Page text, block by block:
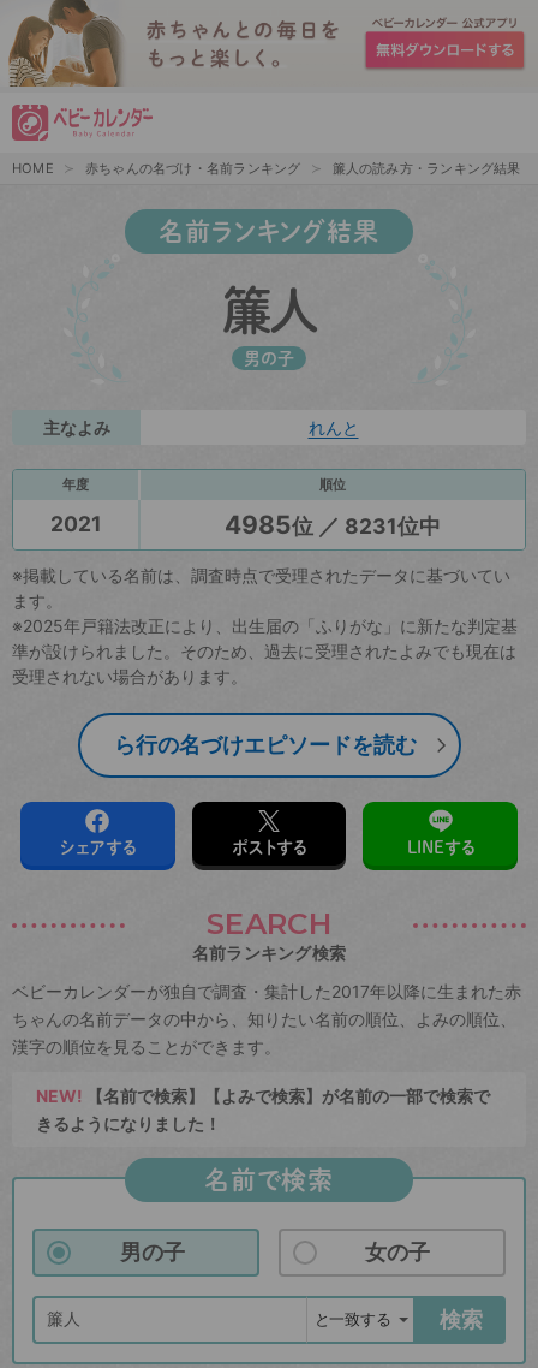
HOME 赤ちゃんの名づけ・名前ランキング 簾人の読み方・ランキング結果
名前ランキング結果
簾人
男の子
主なよみ れんと
年度 順位
2021 4985位 ／ 8231位中
※掲載している名前は、調査時点で受理されたデータに基づいてい
ます。
※2025年戸籍法改正により、出生届の「ふりがな」に新たな判定基
準が設けられました。そのため、過去に受理されたよみでも現在は
受理されない場合があります。
ら行の名づけエピソードを読む
シェアする ポストする LINEする
SEARCH
名前ランキング検索
ベビーカレンダーが独自で調査・集計した2017年以降に生まれた赤
ちゃんの名前データの中から、知りたい名前の順位、よみの順位、
漢字の順位を見ることができます。
NEW! 【名前で検索】【よみで検索】が名前の一部で検索で
きるようになりました！
名前で検索
男の子 女の子
検索